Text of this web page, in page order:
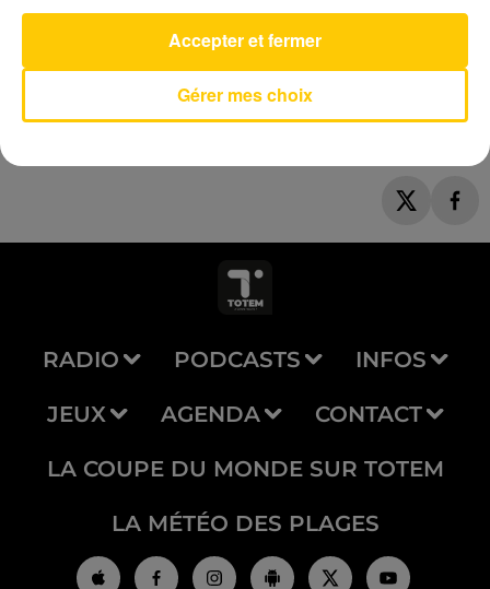
RENAUD
RADIO PODCASTS INFOS
JEUX AGENDA CONTACT
LA COUPE DU MONDE SUR TOTEM
LA MÉTÉO DES PLAGES
Gérer mes choix
Accepter et fermer